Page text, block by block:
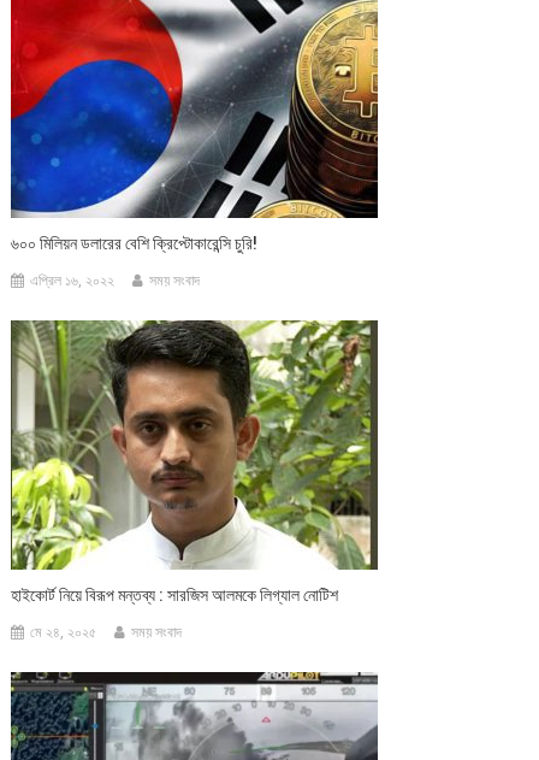
৬০০ মিলিয়ন ডলারের বেশি ক্রিপ্টোকারেন্সি চুরি!
এপ্রিল ১৬, ২০২২ সময় সংবাদ
হাইকোর্ট নিয়ে বিরূপ মন্তব্য : সারজিস আলমকে লিগ্যাল নোটিশ
মে ২৪, ২০২৫ সময় সংবাদ